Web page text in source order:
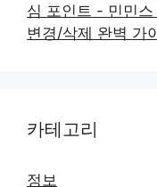
심 포인트 - 민민스
변경/삭제 완벽 가
카테고리
정보